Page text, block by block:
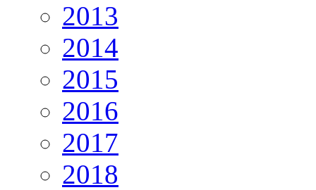
2013
2014
2015
2016
2017
2018